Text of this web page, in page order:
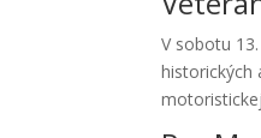
V sobotu
historických